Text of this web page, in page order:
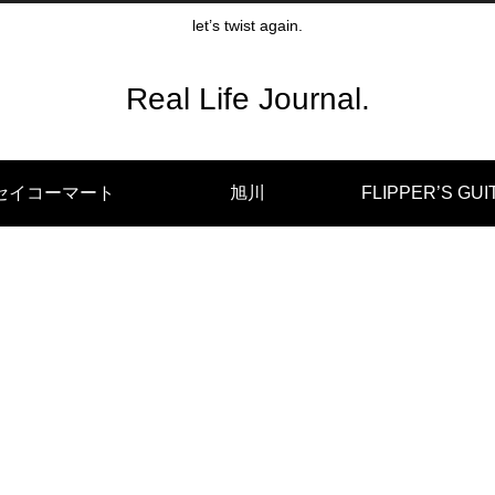
let’s twist again.
Real Life Journal.
イコーマート 旭川 FLIPPER’S